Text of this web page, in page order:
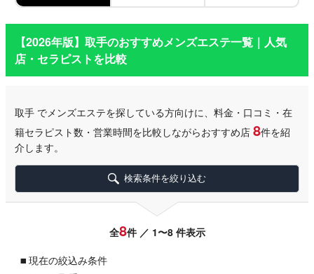
【2026年版】取手のおすすめメンズエステ一覧｜人気
店・セラピストを比較
取手 でメンズエステを探している方向けに、料金・口コミ・在
籍セラピスト数・営業時間を比較しながらおすすめ店8件を紹
介します。
検索条件を絞り込む
全8件 ／ 1〜8 件表示
▪ 現在の絞込み条件